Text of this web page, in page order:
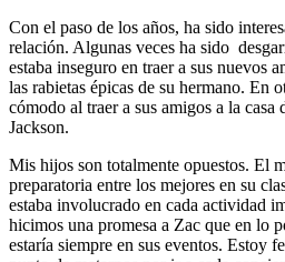
Con el paso de los años, ha sido
relación. Algunas veces ha sido
estaba inseguro en traer a sus nuevos
las rabietas épicas de su hermano. En
cómodo al traer a sus amigos a la casa
Jackson.
Mis hijos son totalmente opuestos. El
preparatoria entre los mejores en su
estaba involucrado en cada actividad
hicimos una promesa a Zac que en lo
estaría siempre en sus eventos. Estoy